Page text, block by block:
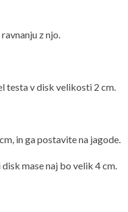
z njo.
testa v disk velikosti 2 cm.
in ga postavite na jagode.
mase naj bo velik 4 cm.